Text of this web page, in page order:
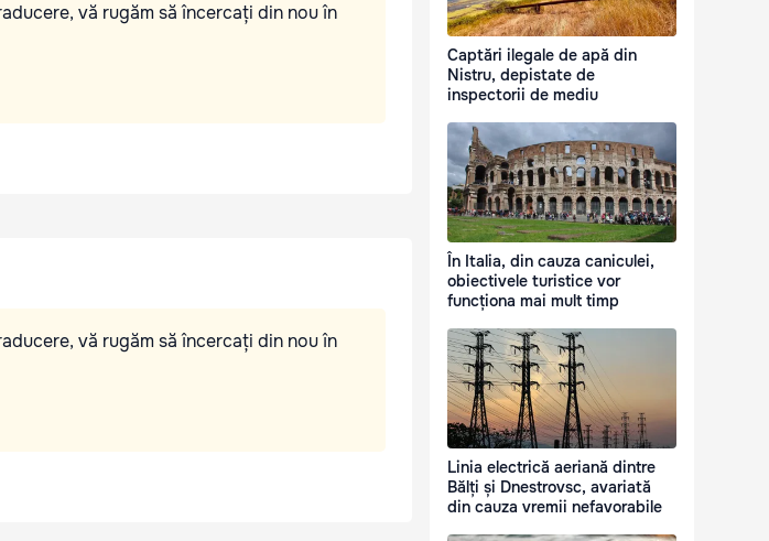
vă rugăm să încercați din nou în
vă rugăm să încercați din nou în
Captări ilegale de apă din
Nistru, depistate de
inspectorii de mediu
În Italia, din cauza caniculei,
obiectivele turistice vor
funcționa mai mult timp
Linia electrică aeriană dintre
Bălți și Dnestrovsc, avariată
din cauza vremii nefavorabile